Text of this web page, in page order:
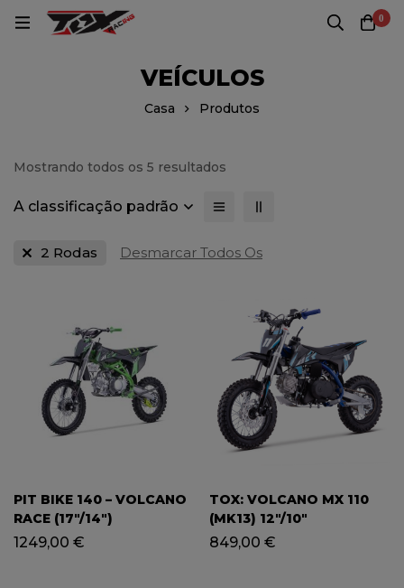
0
VEÍCULOS
Casa Produtos
Mostrando todos os 5 resultados
A classificação padrão
2 Rodas Desmarcar Todos Os
PIT BIKE 140 – VOLCANO
RACE (17″/14″)
1249,00 €
TOX: VOLCANO MX 110
(MK13) 12″/10″
849,00 €